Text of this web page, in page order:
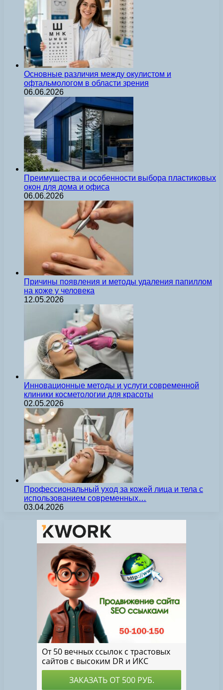
Основные различия между окулистом и
офтальмологом в области зрения
06.06.2026
Преимущества и особенности выбора пластиковых
окон для дома и офиса
06.06.2026
Причины появления и методы удаления папиллом
на коже у человека
12.05.2026
Инновационные методы и услуги современной
клиники косметологии для красоты
02.05.2026
Профессиональный уход за кожей лица и тела с
использованием современных…
03.04.2026